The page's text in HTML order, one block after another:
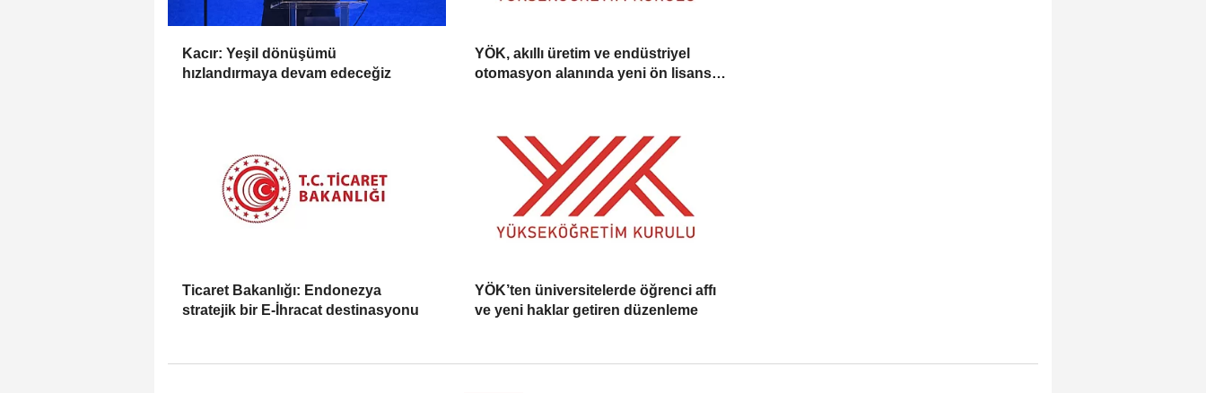
Kacır: Yeşil dönüşümü
hızlandırmaya devam edeceğiz
YÖK, akıllı üretim ve endüstriyel
otomasyon alanında yeni ön lisans
Ticaret Bakanlığı: Endonezya
stratejik bir E-İhracat destinasyonu
YÖK’ten üniversitelerde öğrenci affı
ve yeni haklar getiren düzenleme